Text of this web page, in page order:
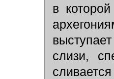
в
слизи,